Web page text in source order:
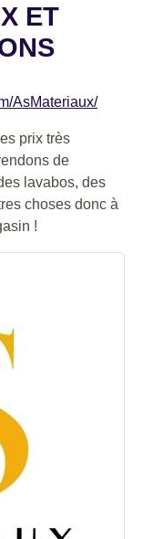
ET
AsMateriaux/
prix très
de
lavabos, des
choses donc à
!